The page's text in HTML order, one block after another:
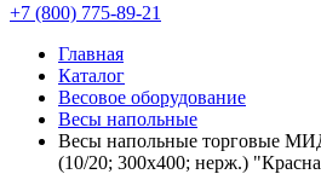
+7 (800) 775-89-21
Главная
Каталог
Весовое оборудование
Весы напольные
Весы напольные торговые
(10/20; 300х400; нерж.)